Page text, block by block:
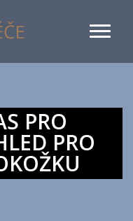
PRO
PRO